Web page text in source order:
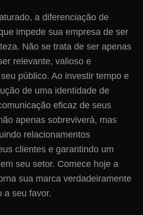
a diferenciação de
impede sua empresa de ser
Não se trata de ser apenas
relevante, valioso e
público. Ao investir tempo e
de uma identidade de
eficaz de seus
apenas sobreviverá, mas
relacionamentos
clientes e garantindo um
seu setor. Comece hoje a
sua marca verdadeiramente
a seu favor.